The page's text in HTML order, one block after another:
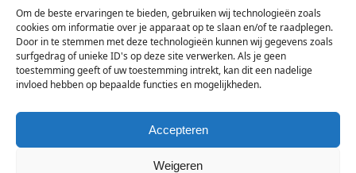
Om de beste ervaringen te bieden, gebruiken wij technologieën zoals
cookies om informatie over je apparaat op te slaan en/of te raadplegen.
Door in te stemmen met deze technologieën kunnen wij gegevens zoals
surfgedrag of unieke ID's op deze site verwerken. Als je geen
toestemming geeft of uw toestemming intrekt, kan dit een nadelige
invloed hebben op bepaalde functies en mogelijkheden.
Accepteren
Weigeren
Vul
hier
je
e-
mailadres
in
Sign Up